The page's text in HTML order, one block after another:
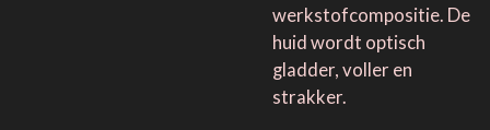
werkstofcompositie. De
huid wordt optisch
gladder, voller en
strakker.